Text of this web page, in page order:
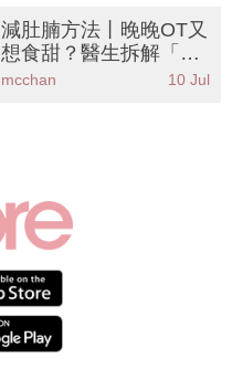
減肚腩方法丨晚晚OT又
想食甜？醫生拆解「壓
力型小腹」5大無痛減
mcchan 10 Jul